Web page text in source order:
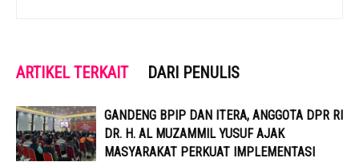
ARTIKEL TERKAIT DARI PENULIS
GANDENG BPIP DAN ITERA, ANGGOTA DPR RI
DR. H. AL MUZAMMIL YUSUF AJAK
MASYARAKAT PERKUAT IMPLEMENTASI